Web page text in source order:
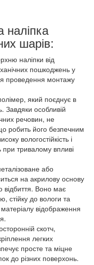
наліпка
шарів:
наліпки від
пошкоджень у
проведення монтажу
який поєднує в
Завдяки особливій
речовин, не
робить його безпечним
вологостійкість і
при тривалому впливі
або
на акрилову основу
відбиття. Воно має
стійку до вологи та
відображення
скотч,
легких
просте та міцне
до різних поверхонь.